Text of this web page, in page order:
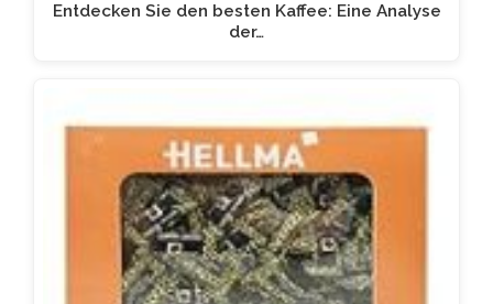
Entdecken Sie den besten Kaffee: Eine Analyse
der…